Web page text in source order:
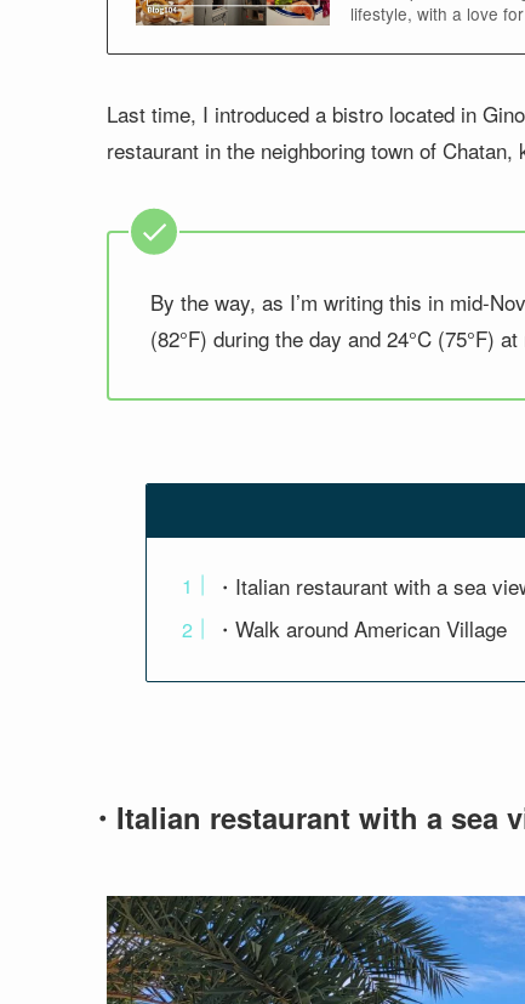
lifestyle, with a love
Last time, I introduced a bistro located in
restaurant in the neighboring town of
By the way, as I’m writing this in mid-
(82°F) during the day and 24°C (75°F)
・Italian restaurant with a sea
・Walk around American Village
・Italian restaurant with a sea